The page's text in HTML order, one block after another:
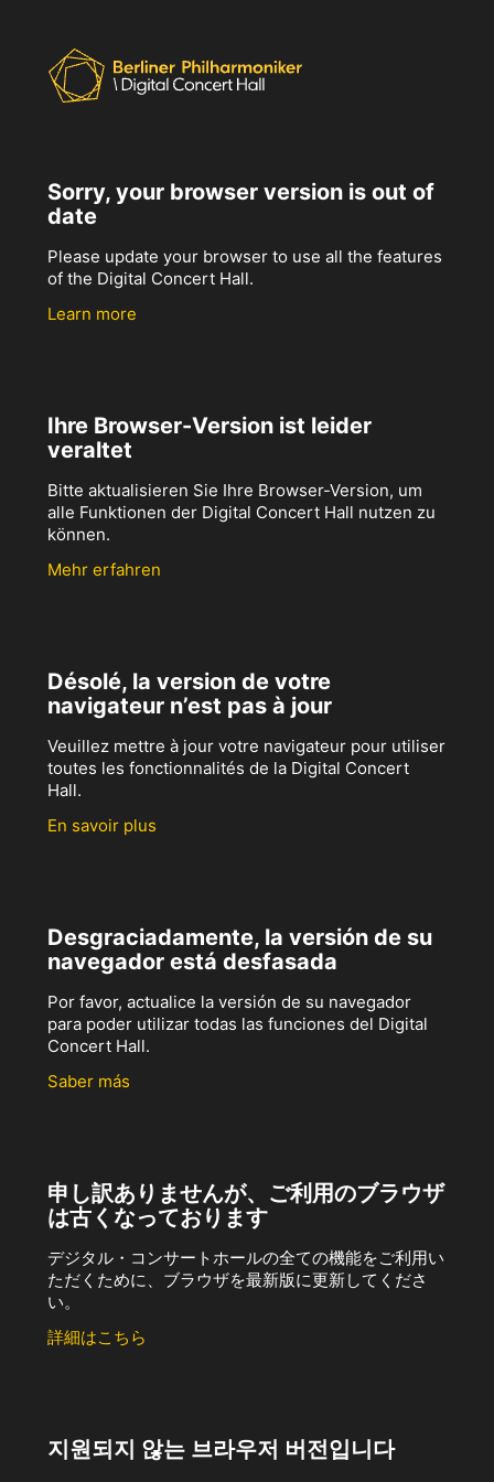
Sorry, your browser version is out of
date
Please update your browser to use all the features
of the Digital Concert Hall.
Learn more
Ihre Browser-Version ist leider
veraltet
Bitte aktualisieren Sie Ihre Browser-Version, um
alle Funktionen der Digital Concert Hall nutzen zu
können.
Mehr erfahren
Désolé, la version de votre
navigateur n’est pas à jour
Veuillez mettre à jour votre navigateur pour utiliser
toutes les fonctionnalités de la Digital Concert
Hall.
En savoir plus
Desgraciadamente, la versión de su
navegador está desfasada
Por favor, actualice la versión de su navegador
para poder utilizar todas las funciones del Digital
Concert Hall.
Saber más
申し訳ありませんが、ご利用のブラウザ
は古くなっております
デジタル・コンサートホールの全ての機能をご利用い
ただくために、ブラウザを最新版に更新してくださ
い。
詳細はこちら
지원되지 않는 브라우저 버전입니다